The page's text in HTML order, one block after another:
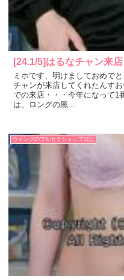
[24.1/5]はるなチャン来
ミホです、明けましておめで
チャンが来店してくれたんす
での来店・・・今年になって1
は、ロングの黒...
ウイングのブルセラショップ日記